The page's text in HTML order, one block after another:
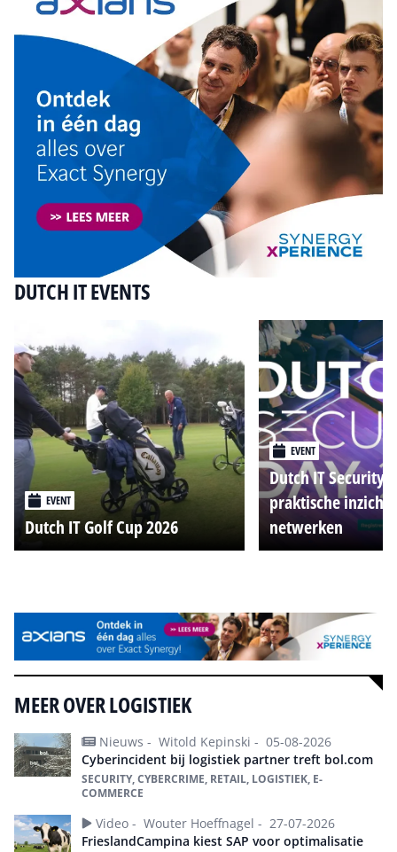
DUTCH IT EVENTS
EVENT
Dutch IT Golf Cup 2026
EVENT
Dutch IT Security
praktische
netwerken
MEER OVER LOGISTIEK
Nieuws - Witold Kepinski - 05-08-2026
Cyberincident bij logistiek partner treft bol.com
SECURITY, CYBERCRIME, RETAIL, LOGISTIEK, E-
COMMERCE
Video - Wouter Hoeffnagel - 27-07-2026
FrieslandCampina kiest SAP voor optimalisatie